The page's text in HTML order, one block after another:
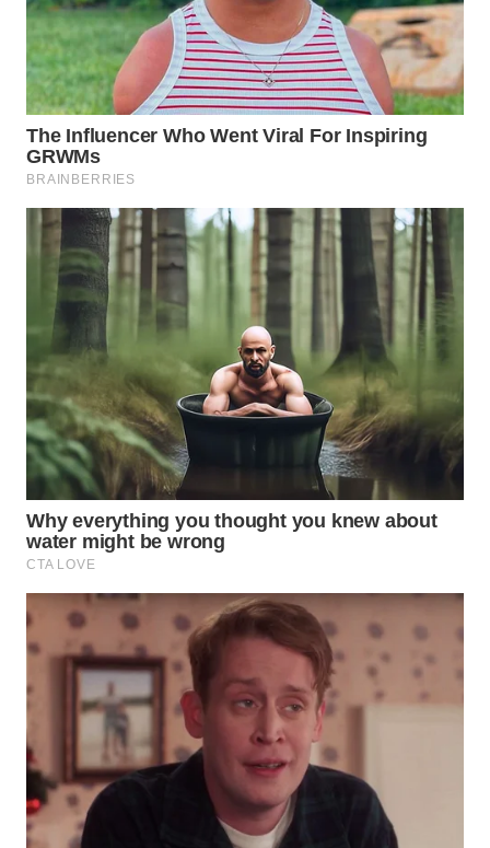
DEPOK
WN
TAPANULI
UTARA
WN
WN
PADANG
LAWAS
WN
SUMEDANG
WN
CIANJUR
WN
KEPULAUAN
SERIBU
WN
TANGERANG
WN
CIREBON